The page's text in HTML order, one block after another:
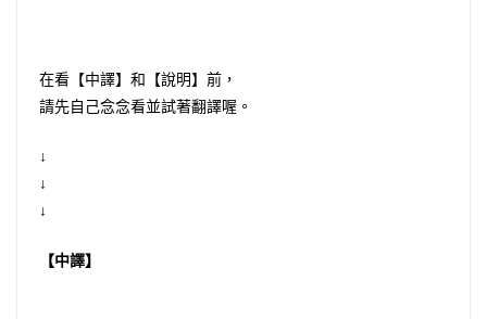
在看【中譯】和【說明】前，
請先自己念念看並試著翻譯喔。
↓
↓
↓
【中譯】